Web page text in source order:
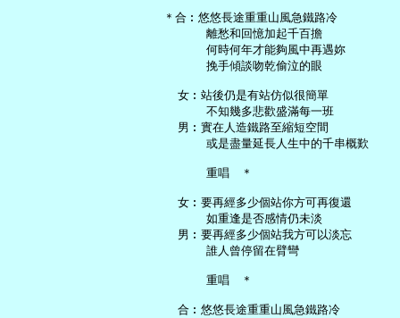
＊合︰悠悠長途重重山風急鐵路冷
       離愁和回憶加起千百擔
       何時何年才能夠風中再遇妳
       挽手傾談吻乾偷泣的眼
   女︰站後仍是有站仿似很簡單
       不知幾多悲歡盛滿每一班
   男︰實在人造鐵路至縮短空間
       或是盡量延長人生中的千串概歎
       重唱　＊
   女︰要再經多少個站你方可再復還
       如重逢是否感情仍未淡
   男︰要再經多少個站我方可以淡忘
       誰人曾停留在臂彎
       重唱　＊
   合︰悠悠長途重重山風急鐵路冷